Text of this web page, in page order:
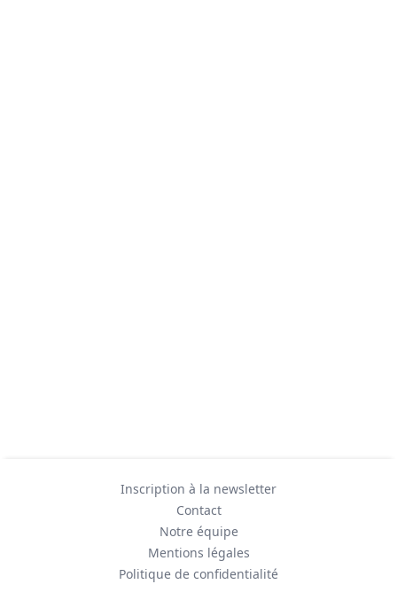
Inscription à la newsletter
Contact
Notre équipe
Mentions légales
Politique de confidentialité